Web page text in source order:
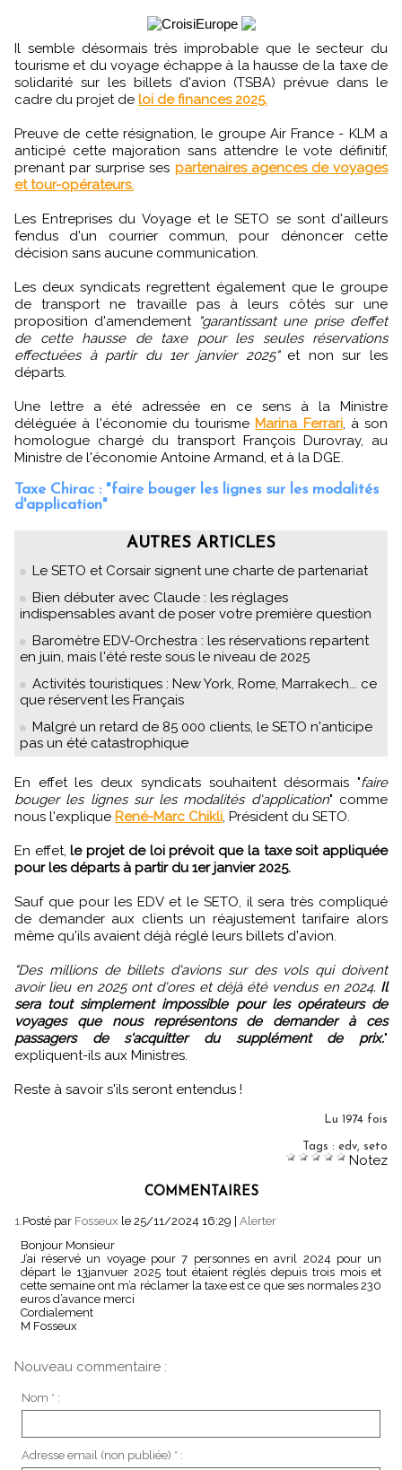
tourisme et du voyage échappe à la hausse de la taxe de
solidarité sur les billets d'avion (TSBA) prévue dans le
cadre du projet de loi de finances 2025.
Preuve de cette résignation, le groupe Air France - KLM a
anticipé cette majoration sans attendre le vote définitif,
prenant par surprise ses partenaires agences de voyages
et tour-opérateurs.
Les Entreprises du Voyage et le SETO se sont d'ailleurs
fendus d'un courrier commun, pour dénoncer cette
décision sans aucune communication.
Les deux syndicats regrettent également que le groupe
de transport ne travaille pas à leurs côtés sur une
proposition d'amendement "garantissant une prise d’effet
de cette hausse de taxe pour les seules réservations
effectuées à partir du 1er janvier 2025"et non sur les
départs.
Une lettre a été adressée en ce sens à la Ministre
déléguée à l'économie du tourisme Marina Ferrari, à son
homologue chargé du transport François Durovray, au
Ministre de l'économie Antoine Armand, et à la DGE.
Taxe Chirac : "faire bouger les lignes sur les modalités
d'application"
AUTRES ARTICLES
Le SETO et Corsair signent une charte de partenariat
Bien débuter avec Claude : les réglages
indispensables avant de poser votre première question
Baromètre EDV-Orchestra : les réservations repartent
en juin, mais l'été reste sous le niveau de 2025
Activités touristiques : New York, Rome, Marrakech... ce
que réservent les Français
Malgré un retard de 85 000 clients, le SETO n'anticipe
pas un été catastrophique
En effet les deux syndicats souhaitent désormais "faire
bouger les lignes sur les modalités d'application" comme
nous l'explique René-Marc Chikli, Président du SETO.
En effet,le projet de loi prévoit que la taxe soit appliquée
pour les départs à partir du 1er janvier 2025.
Sauf que pour les EDV et le SETO, il sera très compliqué
de demander aux clients un réajustement tarifaire alors
même qu'ils avaient déjà réglé leurs billets d'avion.
"Des millions de billets d'avions sur des vols qui doivent
avoir lieu en 2025 ont d'ores et déjà été vendus en 2024. Il
sera tout simplement impossible pour les opérateurs de
voyages que nous représentons de demander à ces
passagers de s'acquitter du supplément de prix."
expliquent-ils aux Ministres.
Reste à savoir s'ils seront entendus !
Lu 1974 fois
Tags : edv, seto
Notez
COMMENTAIRES
1.Posté par Fosseux le 25/11/2024 16:29
Alerter
Bonjour Monsieur
J’ai réservé un voyage pour 7 personnes en avril 2024 pour un
départ le 13janvuer 2025 tout étaient réglés depuis trois mois et
cette semaine ont m’a réclamer la taxe est ce que ses normales 230
euros d’avance merci
Cordialement
M Fosseux
Nouveau commentaire :
Nom * :
Adresse email (non publiée) * :